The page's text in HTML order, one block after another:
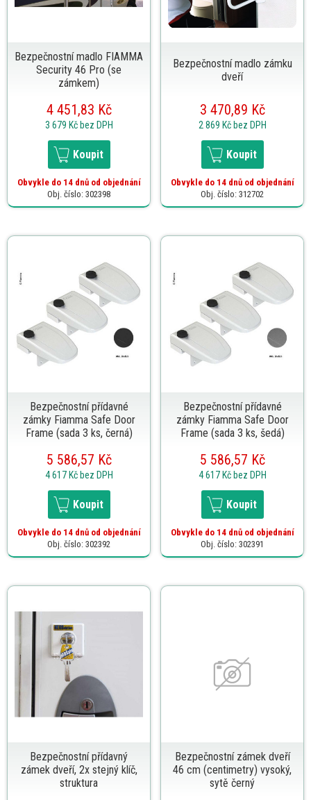
Bezpečnostní madlo FIAMMA
Security 46 Pro (se
zámkem)
4 451,83 Kč
3 679 Kč bez DPH
Koupit
Obvykle do 14 dnů od objednání
Obj. číslo: 302398
Bezpečnostní madlo zámku
dveří
3 470,89 Kč
2 869 Kč bez DPH
Koupit
Obvykle do 14 dnů od objednání
Obj. číslo: 312702
Bezpečnostní přídavné
zámky Fiamma Safe Door
Frame (sada 3 ks, černá)
5 586,57 Kč
4 617 Kč bez DPH
Koupit
Obvykle do 14 dnů od objednání
Obj. číslo: 302392
Bezpečnostní přídavné
zámky Fiamma Safe Door
Frame (sada 3 ks, šedá)
5 586,57 Kč
4 617 Kč bez DPH
Koupit
Obvykle do 14 dnů od objednání
Obj. číslo: 302391
Bezpečnostní přídavný
zámek dveří, 2x stejný klíč,
struktura
Bezpečnostní zámek dveří
46 cm (centimetry) vysoký,
sytě černý